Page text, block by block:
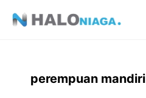
perempuan mandiri